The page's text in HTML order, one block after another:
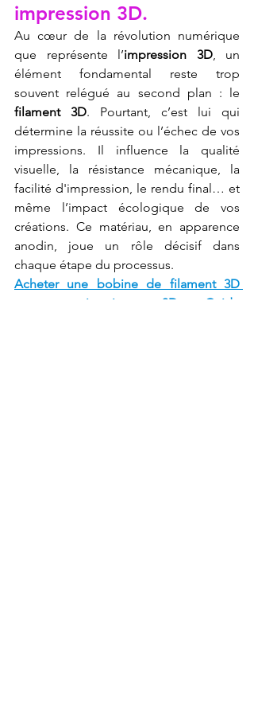
impression 3D.
Au cœur de la révolution numérique
que représente l’impression 3D, un
élément fondamental reste trop
filament 3D. Pourtant, c’est lui qui
détermine la réussite ou l’échec de vos
impressions. Il influence la qualité
visuelle, la résistance mécanique, la
facilité d'impression, le rendu final… et
même l’impact écologique de vos
créations. Ce matériau, en apparence
anodin, joue un rôle décisif dans
chaque étape du processus.
Acheter une bobine de filament 3D
pour son imprimante 3D : Guide